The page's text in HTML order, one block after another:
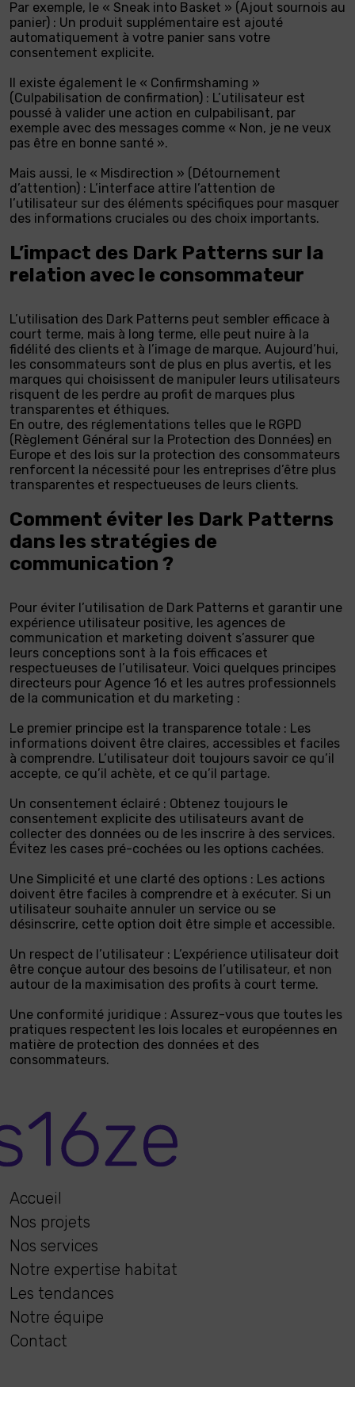
Par exemple, le « Sneak into Basket » (Ajout sournois au
panier) : Un produit supplémentaire est ajouté
automatiquement à votre panier sans votre
consentement explicite.
Il existe également le « Confirmshaming »
(Culpabilisation de confirmation) : L’utilisateur est
poussé à valider une action en culpabilisant, par
exemple avec des messages comme « Non, je ne veux
pas être en bonne santé ».
Mais aussi, le « Misdirection » (Détournement
d’attention) : L’interface attire l’attention de
l’utilisateur sur des éléments spécifiques pour masquer
des informations cruciales ou des choix importants.
L’impact des Dark Patterns sur la
relation avec le consommateur
L’utilisation des Dark Patterns peut sembler efficace à
court terme, mais à long terme, elle peut nuire à la
fidélité des clients et à l’image de marque. Aujourd’hui,
les consommateurs sont de plus en plus avertis, et les
marques qui choisissent de manipuler leurs utilisateurs
risquent de les perdre au profit de marques plus
transparentes et éthiques.
En outre, des réglementations telles que le RGPD
(Règlement Général sur la Protection des Données) en
Europe et des lois sur la protection des consommateurs
renforcent la nécessité pour les entreprises d’être plus
transparentes et respectueuses de leurs clients.
Comment éviter les Dark Patterns
dans les stratégies de
communication ?
Pour éviter l’utilisation de Dark Patterns et garantir une
expérience utilisateur positive, les agences de
communication et marketing doivent s’assurer que
leurs conceptions sont à la fois efficaces et
respectueuses de l’utilisateur. Voici quelques principes
directeurs pour Agence 16 et les autres professionnels
de la communication et du marketing :
Le premier principe est la transparence totale : Les
informations doivent être claires, accessibles et faciles
à comprendre. L’utilisateur doit toujours savoir ce qu’il
accepte, ce qu’il achète, et ce qu’il partage.
Un consentement éclairé : Obtenez toujours le
consentement explicite des utilisateurs avant de
collecter des données ou de les inscrire à des services.
Évitez les cases pré-cochées ou les options cachées.
Une Simplicité et une clarté des options : Les actions
doivent être faciles à comprendre et à exécuter. Si un
utilisateur souhaite annuler un service ou se
désinscrire, cette option doit être simple et accessible.
Un respect de l’utilisateur : L’expérience utilisateur doit
être conçue autour des besoins de l’utilisateur, et non
autour de la maximisation des profits à court terme.
Une conformité juridique : Assurez-vous que toutes les
pratiques respectent les lois locales et européennes en
matière de protection des données et des
consommateurs.
Accueil
Nos projets
Nos services
Notre expertise habitat
Les tendances
Notre équipe
Contact